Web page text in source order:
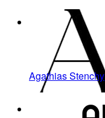
Agathias Stenchy